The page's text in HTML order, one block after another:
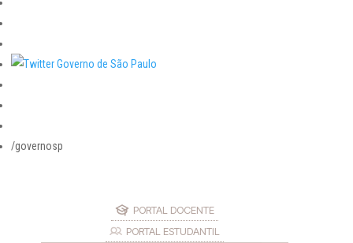
/governosp
PORTAL DOCENTE
PORTAL ESTUDANTIL